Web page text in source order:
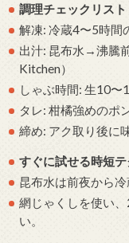
調理チェックリスト
解凍: 冷蔵4〜5時間
出汁: 昆布水→沸騰
Kitchen）
しゃぶ時間: 生10
タレ: 柑橘強めのポ
締め: アク取り後に
すぐに試せる時短テ
昆布水は前夜から
網じゃくしを使い
い。